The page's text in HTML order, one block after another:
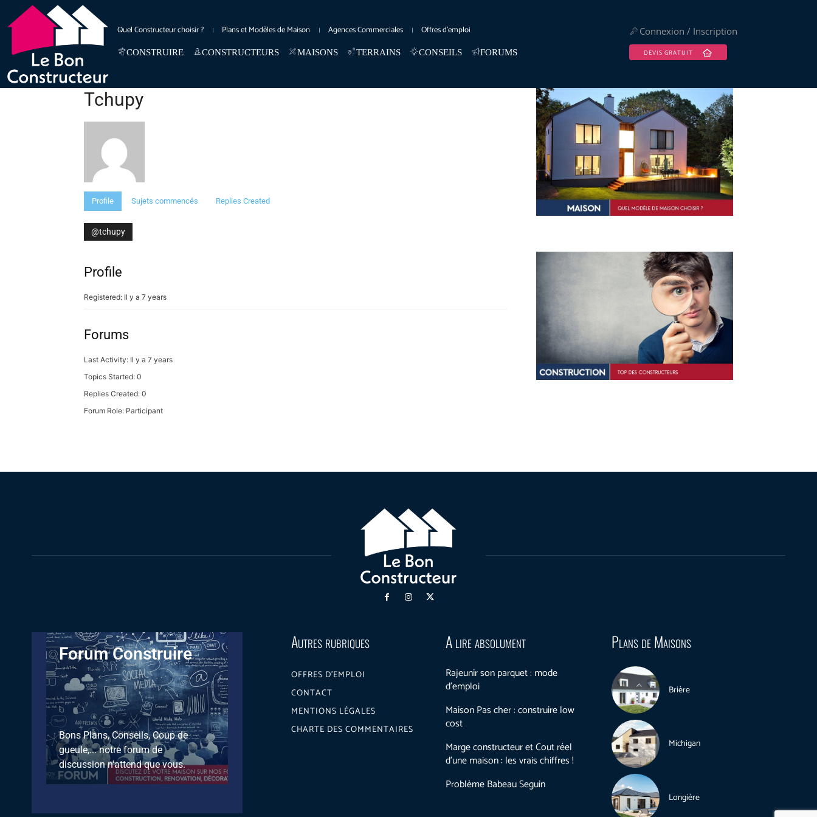
Quel Constructeur choisir ? Plans et Modèles de Maison Agences Commerciales Offres d’emploi Connexion / Inscription
CONSTRUIRE CONSTRUCTEURS MAISONS TERRAINS CONSEILS FORUMS DEVIS GRATUIT
Tchupy
Profile Sujets commencés Replies Created
@tchupy
Profile
Registered: Il y a 7 years
Forums
Last Activity: Il y a 7 years
Topics Started: 0
Replies Created: 0
Forum Role: Participant
Forum Construire
Bons Plans, Conseils, Coup de
gueule,... notre forum de
discussion n'attend que vous.
Autres rubriques
OFFRES D’EMPLOI
CONTACT
MENTIONS LÉGALES
CHARTE DES COMMENTAIRES
A lire absolument
Rajeunir son parquet : mode
d’emploi
Maison Pas cher : construire low
cost
Marge constructeur et Cout réel
d’une maison : les vrais chiffres !
Problème Babeau Seguin
Plans de Maisons
Brière
Michigan
Longière